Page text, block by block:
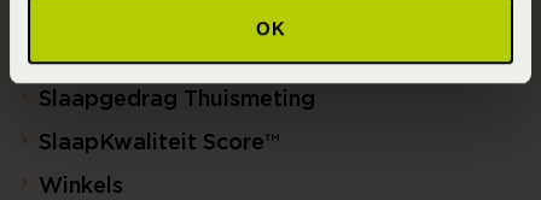
OK
Slaapgedrag Thuismeting
SlaapKwaliteit Score™
Winkels